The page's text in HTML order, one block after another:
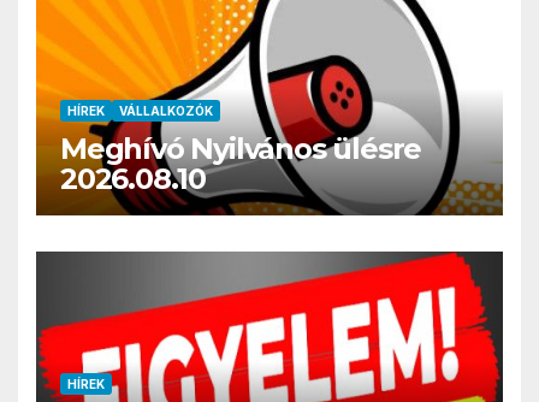
HÍREK VÁLLALKOZÓK
Meghívó Nyilvános ülésre
2026.08.10
HÍREK